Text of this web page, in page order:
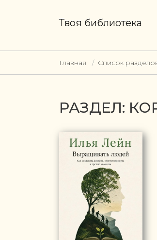
Твоя библиотека
Главная Список
РАЗДЕЛ: